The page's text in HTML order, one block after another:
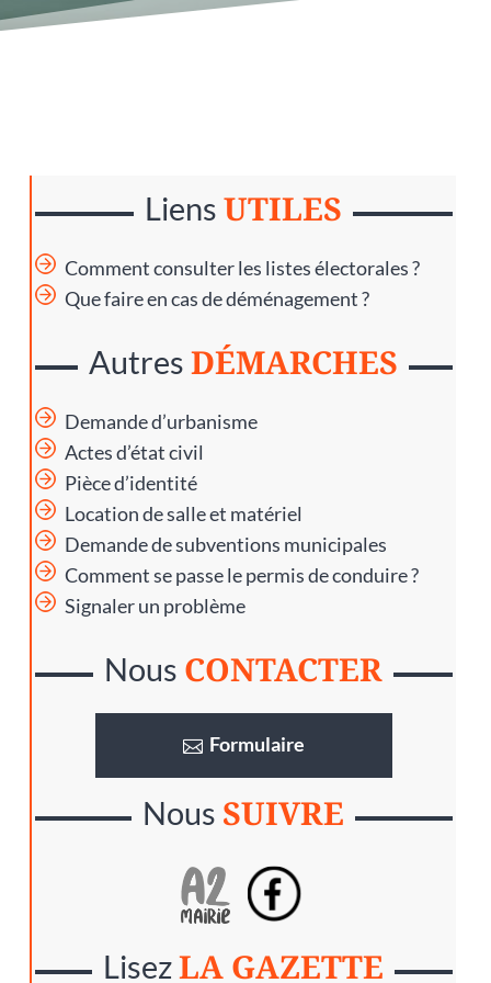
LiensUTILES
Comment consulter les listes électorales ?
Que faire en cas de déménagement ?
AutresDÉMARCHES
Demande d’urbanisme
Actes d’état civil
Pièce d’identité
Location de salle et matériel
Demande de subventions municipales
Comment se passe le permis de conduire ?
Signaler un problème
Nous CONTACTER
Formulaire
Nous SUIVRE
LisezLA GAZETTE